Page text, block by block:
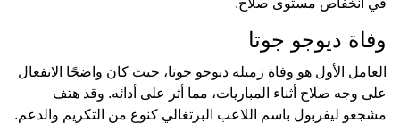
في انخفاض مستوى صلاح.
وفاة ديوجو جوتا
العامل الأول هو وفاة زميله ديوجو جوتا، حيث كان واضحًا الانفعال
على وجه صلاح أثناء المباريات، مما أثر على أدائه. وقد هتف
مشجعو ليفربول باسم اللاعب البرتغالي كنوع من التكريم والدعم.